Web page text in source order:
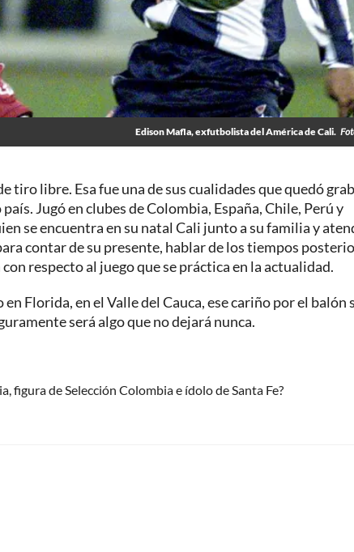
Edison Mafla, exfutbolista del América de Cali.
tiro libre. Esa fue una de sus cualidades que quedó
Jugó en clubes de Colombia, España, Chile, Perú y
se encuentra en su natal Cali junto a su familia y
contar de su presente, hablar de los tiempos
respecto al juego que se práctica en la actualidad.
Florida, en el Valle del Cauca, ese cariño por el balón
será algo que no dejará nunca.
figura de Selección Colombia e ídolo de Santa Fe?